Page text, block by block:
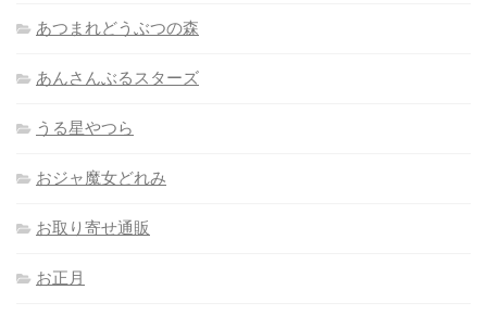
あつまれどうぶつの森
あんさんぶるスターズ
うる星やつら
おジャ魔女どれみ
お取り寄せ通販
お正月